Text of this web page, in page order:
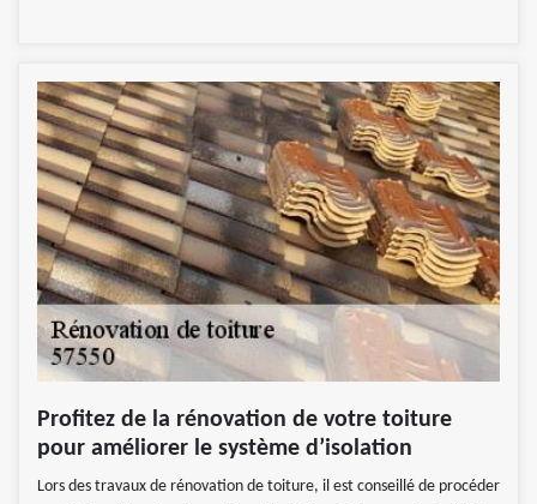
Profitez de la rénovation de votre toiture
pour améliorer le système d’isolation
Lors des travaux de rénovation de toiture, il est conseillé de procéder